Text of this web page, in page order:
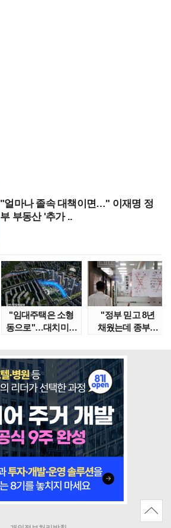
"얼마나 졸속 대책이면…" 이재명 정
부 부동산 '추가 ..
"임대주택은 소형
동으로"…대치미도
"정부 믿고 8년
채웠는데 종부세